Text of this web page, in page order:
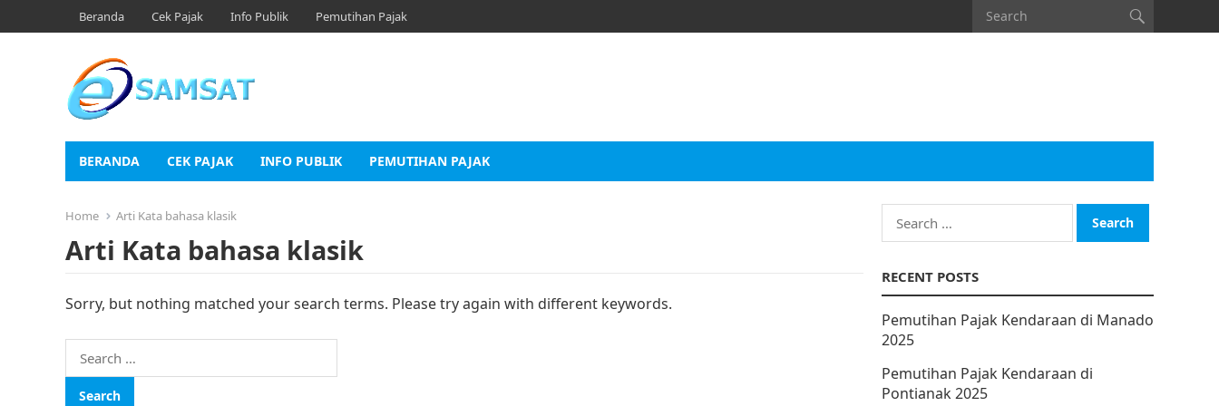
Beranda Cek Pajak Info Publik Pemutihan Pajak
BERANDA CEK PAJAK INFO PUBLIK PEMUTIHAN PAJAK
Home Arti Kata bahasa klasik
Arti Kata bahasa klasik
Sorry, but nothing matched your search terms. Please try again with different keywords.
Search
for:
Search
for:
RECENT POSTS
Pemutihan Pajak Kendaraan di Manado
2025
Pemutihan Pajak Kendaraan di
Pontianak 2025